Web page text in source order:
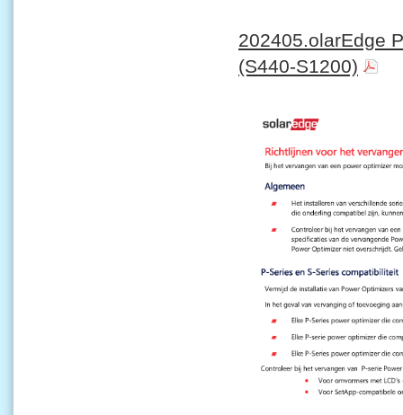
202405.olarEdge
(S440-S1200)